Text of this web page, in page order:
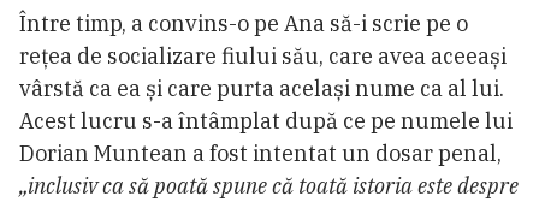
Între timp, a convins-o pe Ana să-i scrie pe o
rețea de socializare fiului său, care avea aceeași
vârstă ca ea și care purta același nume ca al lui.
Acest lucru s-a întâmplat după ce pe numele lui
Dorian Muntean a fost intentat un dosar penal,
„inclusiv ca să poată spune că toată istoria este despre